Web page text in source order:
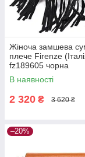
Жіноча замшева
плече Firenze
fz189605 чорна
В наявності
2 320 ₴ 3 620 ₴
–20%